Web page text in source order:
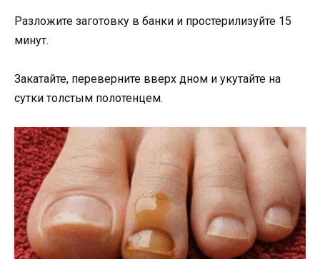
Разложите заготовку в банки и простерилизуйте 15
минут.
Закатайте, переверните вверх дном и укутайте на
сутки толстым полотенцем.